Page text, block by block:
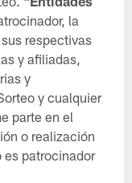
la
respectivas
y afiliadas,
y
y cualquier
parte en el
o realización
es patrocinador